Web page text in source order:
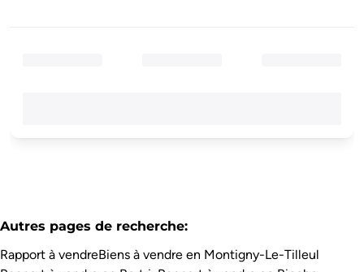
Autres pages de recherche:
Rapport à vendreBiens à vendre en Montigny-Le-Tilleul